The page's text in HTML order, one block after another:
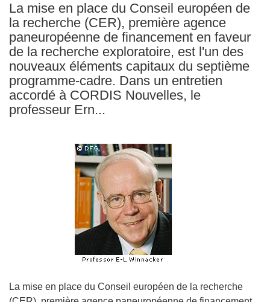
La mise en place du Conseil européen de
la recherche (CER), première agence
paneuropéenne de financement en faveur
de la recherche exploratoire, est l'un des
nouveaux éléments capitaux du septième
programme-cadre. Dans un entretien
accordé à CORDIS Nouvelles, le
professeur Ern...
La mise en place du Conseil européen de la recherche